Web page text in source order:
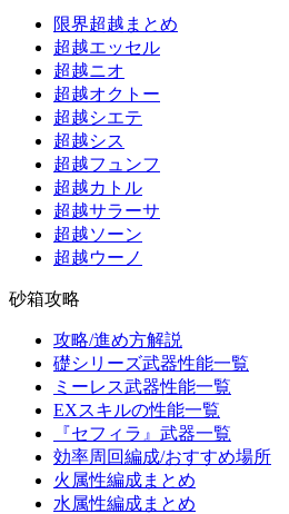
限界超越まとめ
超越エッセル
超越ニオ
超越オクトー
超越シエテ
超越シス
超越フュンフ
超越カトル
超越サラーサ
超越ソーン
超越ウーノ
砂箱攻略
攻略/進め方解説
礎シリーズ武器性能一覧
ミーレス武器性能一覧
EXスキルの性能一覧
『セフィラ』武器一覧
効率周回編成/おすすめ場所
火属性編成まとめ
水属性編成まとめ